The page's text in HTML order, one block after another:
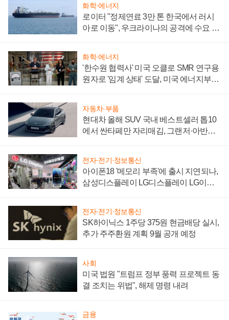
화학·에너지
로이터 "정제연료 3만 톤 한국에서 러시
아로 이동", 우크라이나의 공격에 수요 늘
화학·에너지
'한수원 협력사' 미국 오클로 SMR 연구용
원자로 '임계 상태' 도달, 미국 에너지부
자동차·부품
현대차 올해 SUV 국내 베스트셀러 톱10
에서 싼타페만 자리매김, 그랜저·아반떼
전자·전기·정보통신
아이폰18 '메모리 부족'에 출시 지연되나,
삼성디스플레이 LG디스플레이 LG이노
전자·전기·정보통신
SK하이닉스 1주당 375원 현금배당 실시,
추가 주주환원 계획 9월 공개 예정
사회
미국 법원 "트럼프 정부 풍력 프로젝트 동
결 조치는 위법", 해제 명령 내려
금융